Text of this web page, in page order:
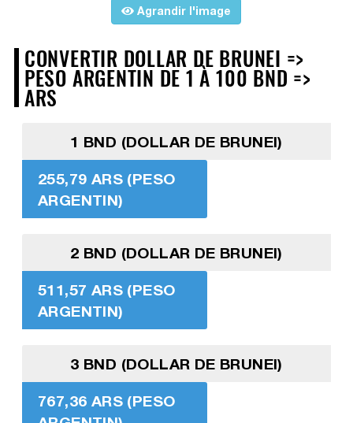
Agrandir l'image
CONVERTIR DOLLAR DE BRUNEI =>
PESO ARGENTIN DE 1 À 100 BND =>
ARS
1 BND (DOLLAR DE BRUNEI)
255,79 ARS (PESO
ARGENTIN)
2 BND (DOLLAR DE BRUNEI)
511,57 ARS (PESO
ARGENTIN)
3 BND (DOLLAR DE BRUNEI)
767,36 ARS (PESO